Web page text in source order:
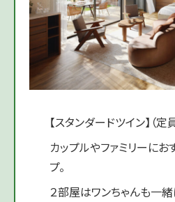
【スタンダードツイン】（定
カップルやファミリーにお
プ。
２部屋はワンちゃんも一